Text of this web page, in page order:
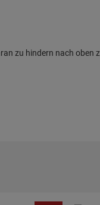
zu hindern nach oben